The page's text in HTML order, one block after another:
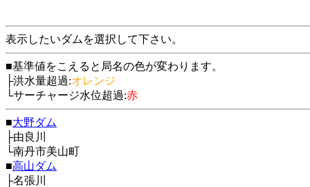
表示したいダムを選択して下さい。
■基準値をこえると局名の色が変わります。
├洪水量超過:オレンジ
└サーチャージ水位超過:赤
■大野ダム
├由良川
└南丹市美山町
■高山ダム
├名張川